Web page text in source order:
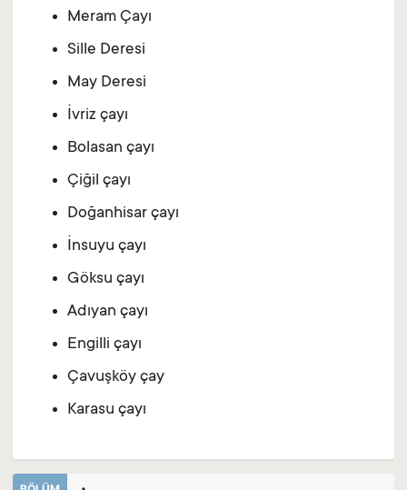
Meram Çayı
Sille Deresi
May Deresi
İvriz çayı
Bolasan çayı
Çiğil çayı
Doğanhisar çayı
İnsuyu çayı
Göksu çayı
Adıyan çayı
Engilli çayı
Çavuşköy çay
Karasu çayı